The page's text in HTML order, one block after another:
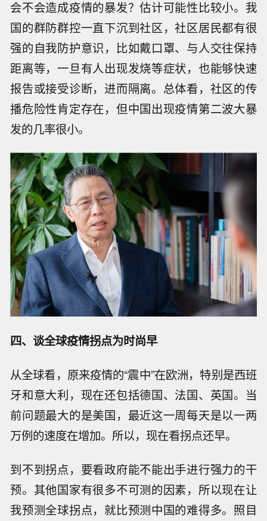
会不会造成疫情的暴发？估计可能性比较小。我
国的群防群控一直下沉到社区，社区居民都有很
强的自我防护意识，比如戴口罩、与人交往保持
距离等，一旦有人出现发烧等症状，也能够快速
报告或接受诊断，进而隔离。总体看，社区的传
播危险性肯定存在，但中国出现疫情第二波大暴
发的几率很小。
四、谈全球疫情拐点为时尚早
从全球看，原来疫情的“震中”在欧洲，特别是西班
牙和意大利，现在还包括德国、法国、英国。当
前问题最大的是美国，最近这一周每天是以一两
万例的速度在增加。所以，现在看拐点还早。
到不到拐点，要看政府能不能出手进行强力的干
预。其他国家有很多不可测的因素，所以现在让
我预测全球拐点，就比预测中国的难得多。照目